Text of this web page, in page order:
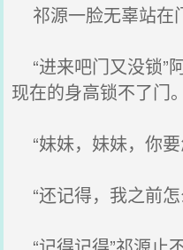
祁源一脸无辜站在
“进来吧门又没锁”
现在的身高锁不了门。
“妹妹，妹妹，你要
“还记得，我之前怎